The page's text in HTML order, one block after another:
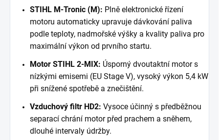
STIHL M-Tronic (M): Plně elektronické řízení
motoru automaticky upravuje dávkování paliva
podle teploty, nadmořské výšky a kvality paliva pro
maximální výkon od prvního startu.
Motor STIHL 2-MIX: Úsporný dvoutaktní motor s
nízkými emisemi (EU Stage V), vysoký výkon 5,4 kW
při snížené spotřebě a znečištění.
Vzduchový filtr HD2: Vysoce účinný s předběžnou
separací chrání motor před prachem a sněhem,
dlouhé intervaly údržby.